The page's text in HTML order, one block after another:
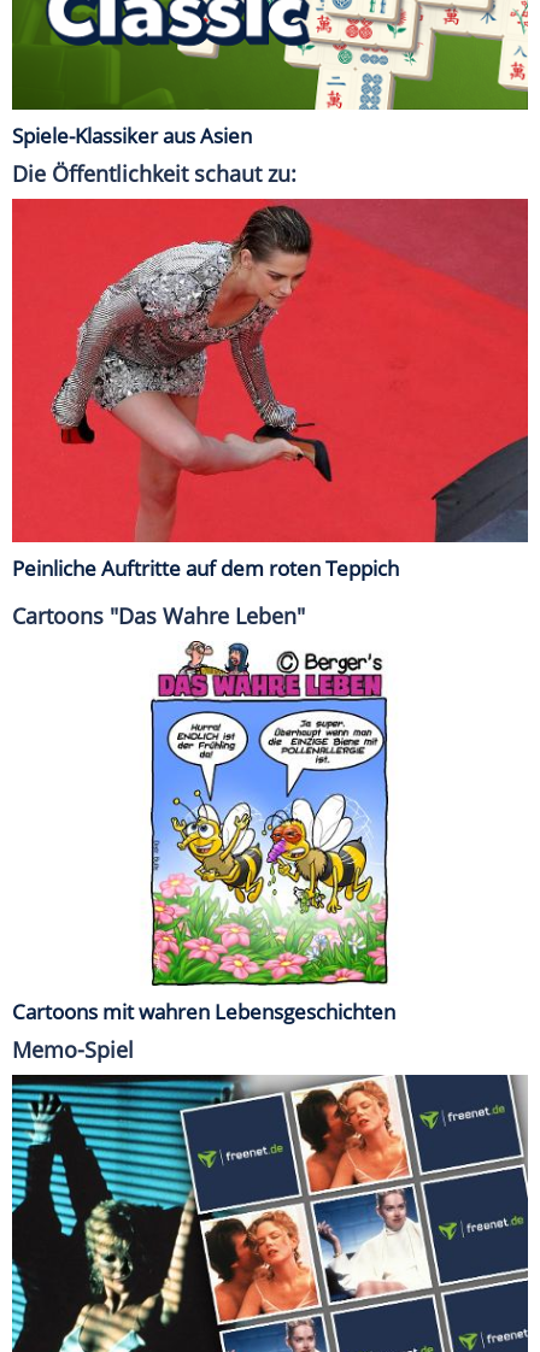
Spiele-Klassiker aus Asien
Die Öffentlichkeit schaut zu:
Peinliche Auftritte auf dem roten Teppich
Cartoons "Das Wahre Leben"
Cartoons mit wahren Lebensgeschichten
Memo-Spiel